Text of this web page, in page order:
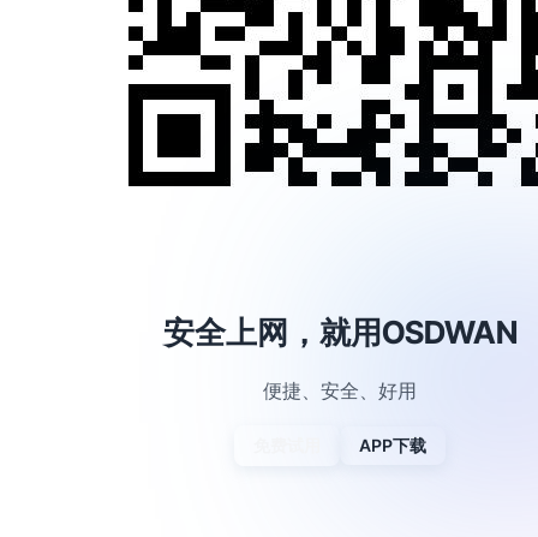
安全上网，就用OSDWAN
便捷、安全、好用
APP下载